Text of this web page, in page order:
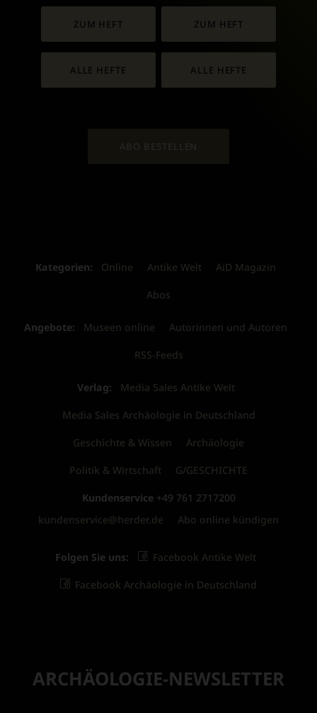
ZUM HEFT
ALLE HEFTE
ZUM HEFT
ALLE HEFTE
ABO BESTELLEN
Kategorien: Online Antike Welt AiD Magazin
Abos
Angebote: Museen online Autorinnen und Autoren
RSS-Feeds
Verlag: Media Sales Antike Welt
Media Sales Archäologie in Deutschland
Geschichte & Wissen Archäologie
Politik & Wirtschaft G/GESCHICHTE
Kundenservice +49 761 2717200
kundenservice@herder.de
Abo online kündigen
Folgen Sie uns: Facebook Antike Welt
Facebook Archäologie in Deutschland
ARCHÄOLOGIE-NEWSLETTER